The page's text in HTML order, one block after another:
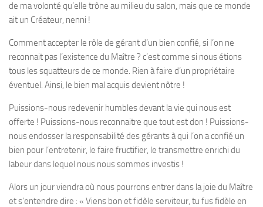
de ma volonté qu’elle trône au milieu du salon, mais que ce monde
ait un Créateur, nenni !
Comment accepter le rôle de gérant d’un bien confié, si l’on ne
reconnait pas l’existence du Maître ? c’est comme si nous étions
tous les squatteurs de ce monde. Rien à faire d’un propriétaire
éventuel. Ainsi, le bien mal acquis devient nôtre !
Puissions-nous redevenir humbles devant la vie qui nous est
offerte ! Puissions-nous reconnaitre que tout est don ! Puissions-
nous endosser la responsabilité des gérants à qui l’on a confié un
bien pour l’entretenir, le faire fructifier, le transmettre enrichi du
labeur dans lequel nous nous sommes investis !
Alors un jour viendra où nous pourrons entrer dans la joie du Maître
et s’entendre dire : « Viens bon et fidèle serviteur, tu fus fidèle en